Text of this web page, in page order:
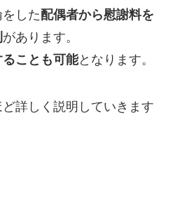
をした配偶者から慰謝料を
があります。
ことも可能となります。
詳しく説明していきます